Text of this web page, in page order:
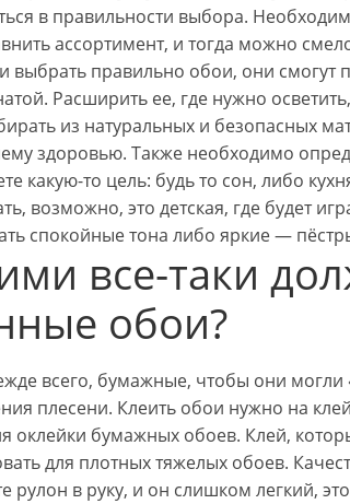
в правильности выбора.
ассортимент, и тогда можно
выбрать правильно обои, они смогут
Расширить ее, где нужно
из натуральных и безопасных
здоровью. Также необходимо
какую-то цель: будь то сон, либо
возможно, это детская, где будет
спокойные тона либо яркие —
все-таки
обои?
всего, бумажные, чтобы они могли
плесени. Клеить обои нужно на
оклейки бумажных обоев. Клей,
для плотных тяжелых обоев.
рулон в руку, и он слишком легкий,